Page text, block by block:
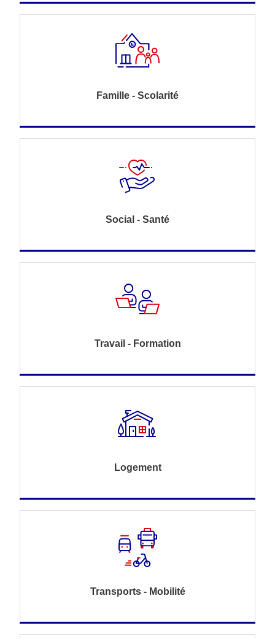
Famille - Scolarité
Social - Santé
Travail - Formation
Logement
Transports - Mobilité